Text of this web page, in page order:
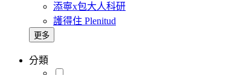
添寧x包大人科研
護得住 Plenitud
更多
分類